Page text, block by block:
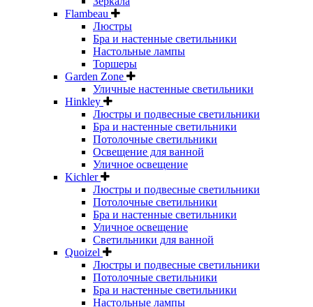
Flambeau
Люстры
Бра и настенные светильники
Настольные лампы
Торшеры
Garden Zone
Уличные настенные светильники
Hinkley
Люстры и подвесные светильники
Бра и настенные светильники
Потолочные светильники
Освещение для ванной
Уличное освещение
Kichler
Люстры и подвесные светильники
Потолочные светильники
Бра и настенные светильники
Уличное освещение
Светильники для ванной
Quoizel
Люстры и подвесные светильники
Потолочные светильники
Бра и настенные светильники
Настольные лампы